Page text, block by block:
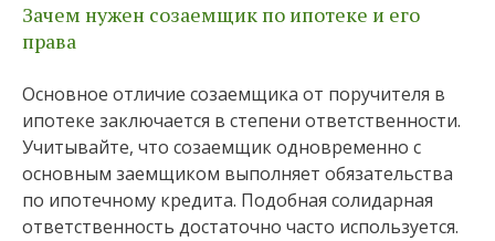
Зачем нужен созаемщик по ипотеке и его
права
Основное отличие созаемщика от поручителя в
ипотеке заключается в степени ответственности.
Учитывайте, что созаемщик одновременно с
основным заемщиком выполняет обязательства
по ипотечному кредита. Подобная солидарная
ответственность достаточно часто используется.